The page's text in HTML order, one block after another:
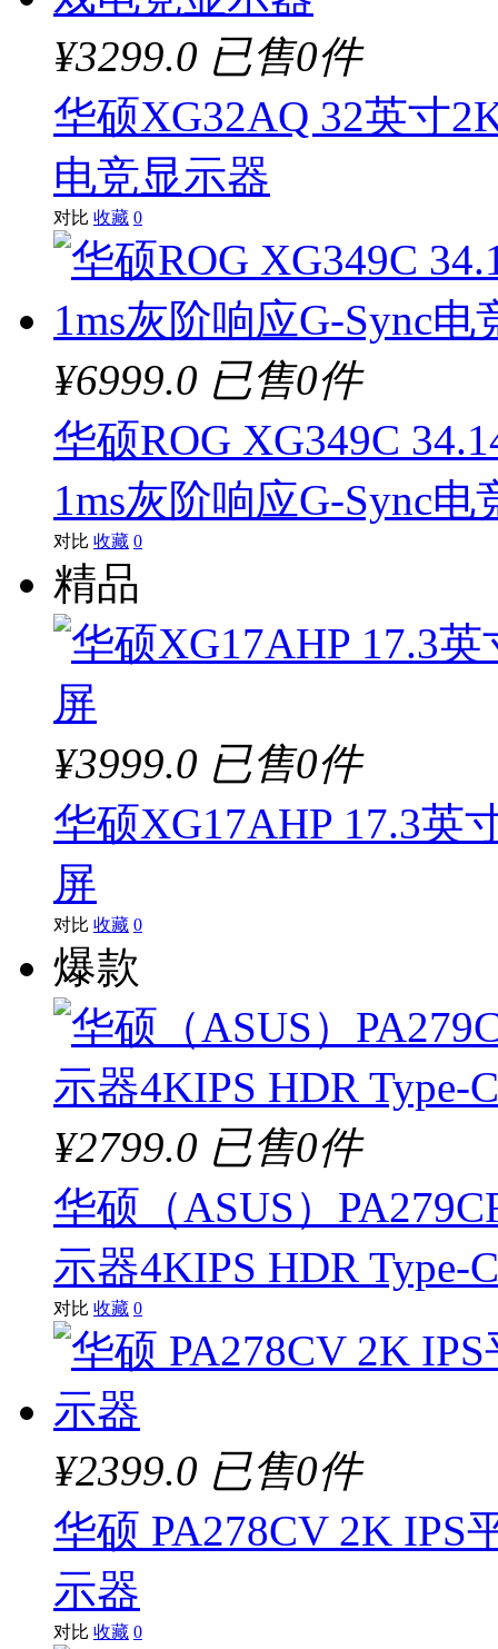
¥3299.0 已售0件
华硕XG32AQ 32英寸
电竞显示器
对比 收藏 0
¥6999.0 已售0件
华硕ROG XG349C
1ms灰阶响应G-Sync电
对比 收藏 0
精品
¥3999.0 已售0件
华硕XG17AHP 17.3英
屏
对比 收藏 0
爆款
¥2799.0 已售0件
华硕（ASUS）
示器4KIPS HDR Type-
对比 收藏 0
¥2399.0 已售0件
华硕 PA278CV 2K IPS
示器
对比 收藏 0